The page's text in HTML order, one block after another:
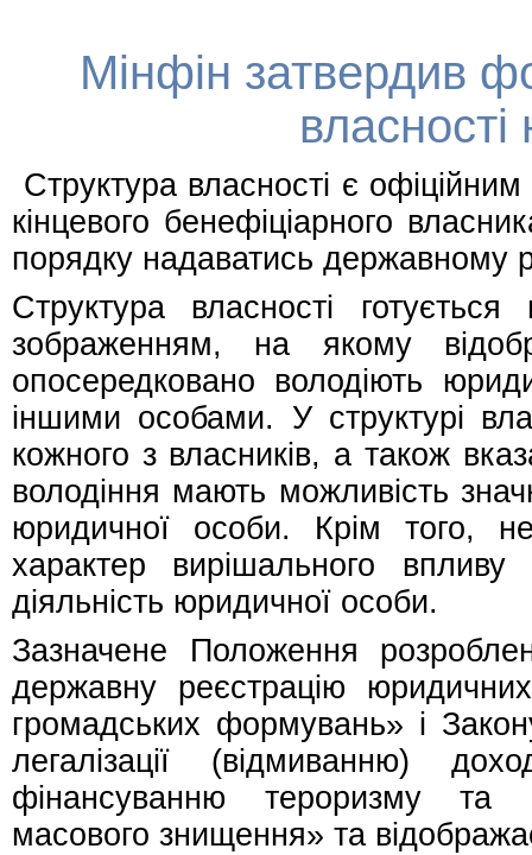
Мінфін затвердив
Структура власності є
кінцевого бенефіціарного
порядку надаватись державному
Структура власності
зображенням, на якому
опосередковано володіють
іншими особами. У структурі
кожного з власників, а також
володіння мають можливість
юридичної особи. Крім того,
характер вирішального впливу
діяльність юридичної особи.
Зазначене Положення
державну реєстрацію
громадських формувань» і
легалізації (відмиванню)
фінансуванню тероризму та
масового знищення» та